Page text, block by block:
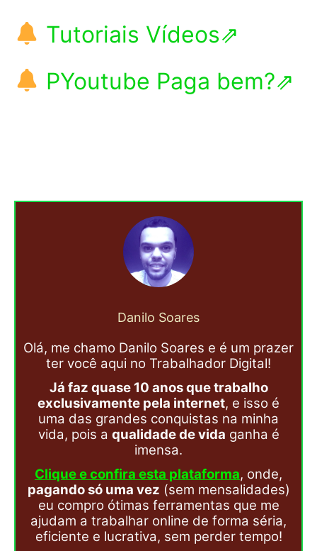
Tutoriais Vídeos⇗
PYoutube Paga bem?⇗
Danilo Soares
Olá, me chamo Danilo Soares e é um prazer
ter você aqui no Trabalhador Digital!
Já faz quase 10 anos que trabalho
exclusivamente pela internet, e isso é
uma das grandes conquistas na minha
vida, pois a qualidade de vida ganha é
imensa.
Clique e confira esta plataforma, onde,
pagando só uma vez (sem mensalidades)
eu compro ótimas ferramentas que me
ajudam a trabalhar online de forma séria,
eficiente e lucrativa, sem perder tempo!